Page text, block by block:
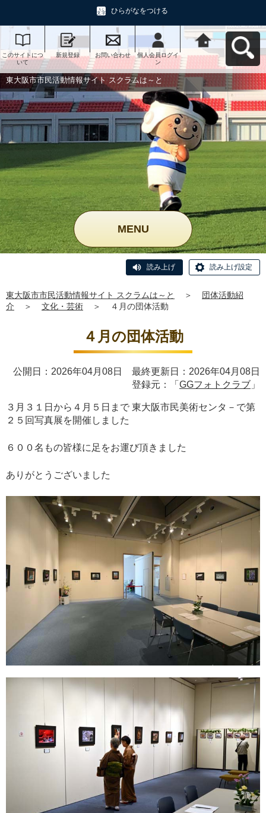
ひらがなをつける
このサイトにつ
いて
新規登録 お問い合わせ
個人会員ログイ
ン
東大阪市市民活
動情報サイト ス
クラムは～とへ
戻る
東大阪市市民活動情報サイト スクラムは～と
MENU
読み上げ 読み上げ設定
東大阪市市民活動情報サイト スクラムは～と ＞
団体活動紹
介
＞ 文化・芸術 ＞ ４月の団体活動
４月の団体活動
公開日：2026年04月08日 最終更新日：2026年04月08日
登録元：「 GGフォトクラブ 」
３月３１日から４月５日まで 東大阪市民美術センタ－で第
２５回写真展を開催しました
６００名もの皆様に足をお運び頂きました
ありがとうございました